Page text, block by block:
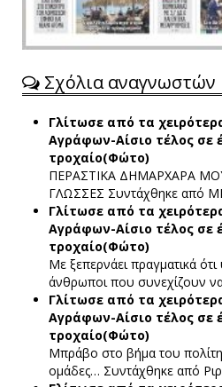
Σχόλια αναγνωστών
Γλίτωσε από τα
Αγράφων-Αίσιο τέλος σε
τροχαίο(Φώτο)
ΠΕΡΑΣΤΙΚΑ ΔΗΜΑΡΧΑΡΑ
ΓΛΩΣΣΕΣ Συντάχθηκε από
Γλίτωσε από τα
Αγράφων-Αίσιο τέλος σε
τροχαίο(Φώτο)
Με ξεπερνάει πραγματικά
άνθρωποι που συνεχίζουν
Γλίτωσε από τα
Αγράφων-Αίσιο τέλος σε
τροχαίο(Φώτο)
Μπράβο στο βήμα του
ομάδες… Συντάχθηκε από